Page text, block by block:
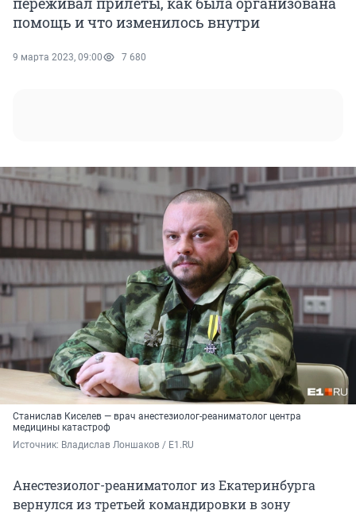
помощь и что изменилось внутри
9 марта 2023, 09:00 7 680
Станислав Киселев — врач анестезиолог-реаниматолог центра
медицины катастроф
Источник: Владислав Лоншаков / E1.RU
Анестезиолог-реаниматолог из Екатеринбурга
вернулся из третьей командировки в зону